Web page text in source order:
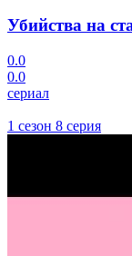
Убийства на
0.0
0.0
сериал
1 сезон 8 серия